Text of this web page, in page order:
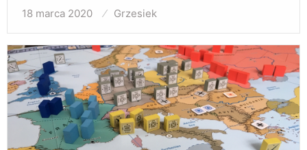
Opublikowane
18 marca 2020 Grzesiek